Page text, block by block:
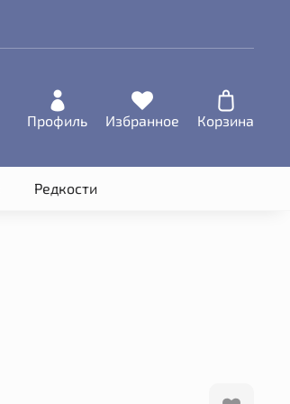
Профиль Избранное Корзина
Редкости